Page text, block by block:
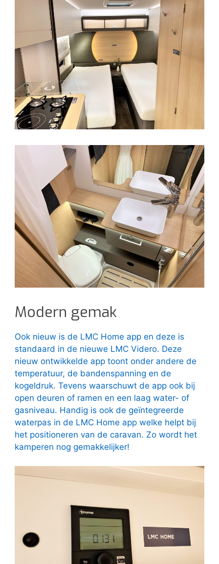
Modern gemak
Ook nieuw is de LMC Home app en deze is
standaard in de nieuwe LMC Videro. Deze
nieuw ontwikkelde app toont onder andere de
temperatuur, de bandenspanning en de
kogeldruk. Tevens waarschuwt de app ook bij
open deuren of ramen en een laag water- of
gasniveau. Handig is ook de geïntegreerde
waterpas in de LMC Home app welke helpt bij
het positioneren van de caravan. Zo wordt het
kamperen nog gemakkelijker!